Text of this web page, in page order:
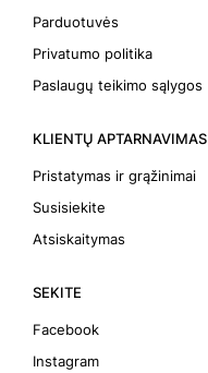
Parduotuvės
Privatumo politika
Paslaugų teikimo sąlygos
KLIENTŲ APTARNAVIMAS
Pristatymas ir grąžinimai
Susisiekite
Atsiskaitymas
SEKITE
Facebook
Instagram